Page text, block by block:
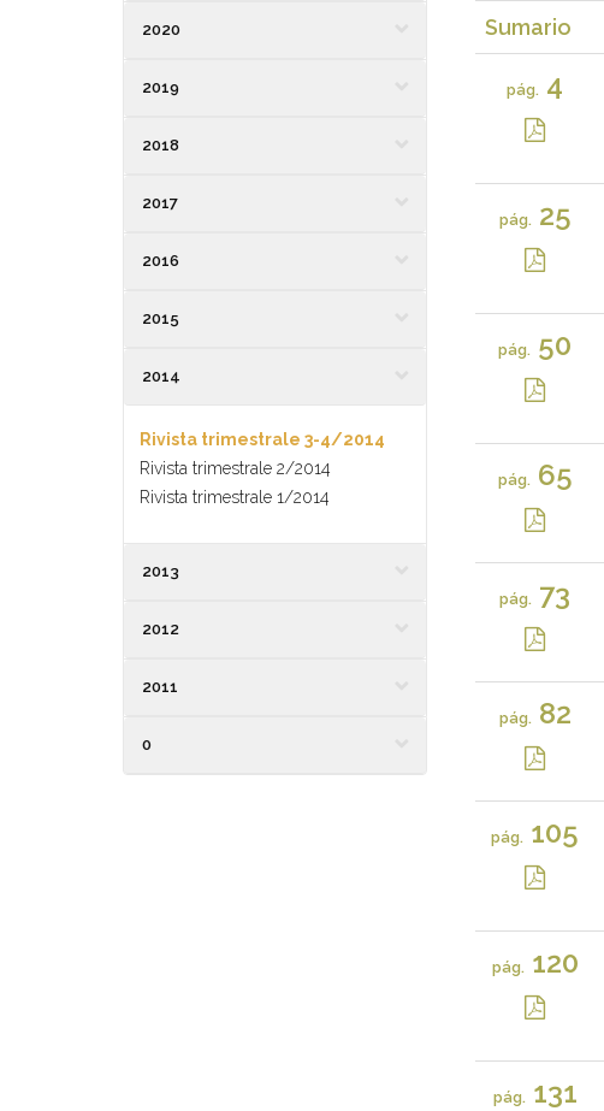
2020
2019
2018
2017
2016
2015
2014
Rivista trimestrale 3-4/2014
Rivista trimestrale 2/2014
Rivista trimestrale 1/2014
2013
2012
2011
0
Sumario
pág. 4
pág.25
pág. 50
pág.65
pág. 73
pág.82
pág. 105
pág.120
pág.131